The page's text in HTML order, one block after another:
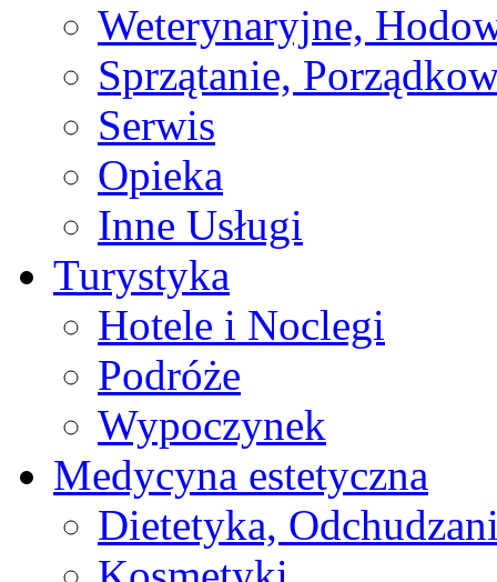
Weterynaryjne,
Sprzątanie,
Serwis
Opieka
Inne Usługi
Turystyka
Hotele i Noclegi
Podróże
Wypoczynek
Medycyna estetyczna
Dietetyka,